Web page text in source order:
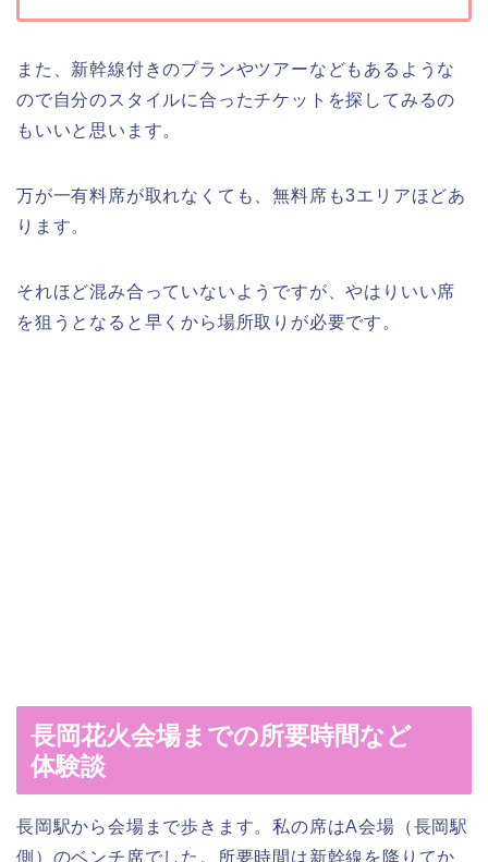
また、新幹線付きのプランやツアーなどもあるような
ので自分のスタイルに合ったチケットを探してみるの
もいいと思います。
万が一有料席が取れなくても、無料席も3エリアほどあ
ります。
それほど混み合っていないようですが、やはりいい席
を狙うとなると早くから場所取りが必要です。
長岡花火会場までの所要時間など
体験談
長岡駅から会場まで歩きます。私の席はA会場（長岡駅
側）のベンチ席でした。所要時間は新幹線を降りてか